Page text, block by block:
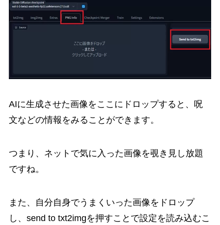
AIに生成させた画像をここにドロップすると、呪
文などの情報をみることができます。
つまり、ネットで気に入った画像を覗き見し放題
ですね。
また、自分自身でうまくいった画像をドロップ
し、send to txt2imgを押すことで設定を読み込むこ